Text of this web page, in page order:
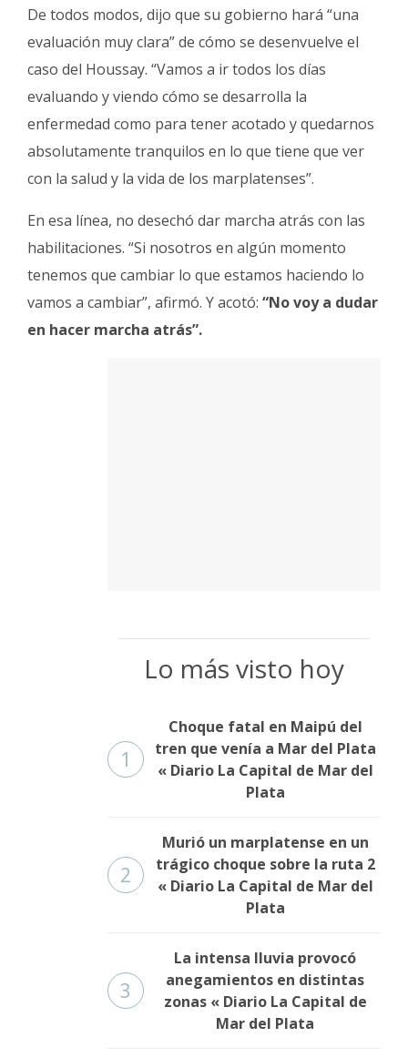
De todos modos, dijo que su gobierno hará “una
evaluación muy clara” de cómo se desenvuelve el
caso del Houssay. “Vamos a ir todos los días
evaluando y viendo cómo se desarrolla la
enfermedad como para tener acotado y quedarnos
absolutamente tranquilos en lo que tiene que ver
con la salud y la vida de los marplatenses”.
En esa línea, no desechó dar marcha atrás con las
habilitaciones. “Si nosotros en algún momento
tenemos que cambiar lo que estamos haciendo lo
vamos a cambiar”, afirmó. Y acotó: “No voy a dudar
en hacer marcha atrás”.
Lo más visto hoy
1
Choque fatal en Maipú del
tren que venía a Mar del Plata
« Diario La Capital de Mar del
Plata
2
Murió un marplatense en un
trágico choque sobre la ruta 2
« Diario La Capital de Mar del
Plata
3
La intensa lluvia provocó
anegamientos en distintas
zonas « Diario La Capital de
Mar del Plata